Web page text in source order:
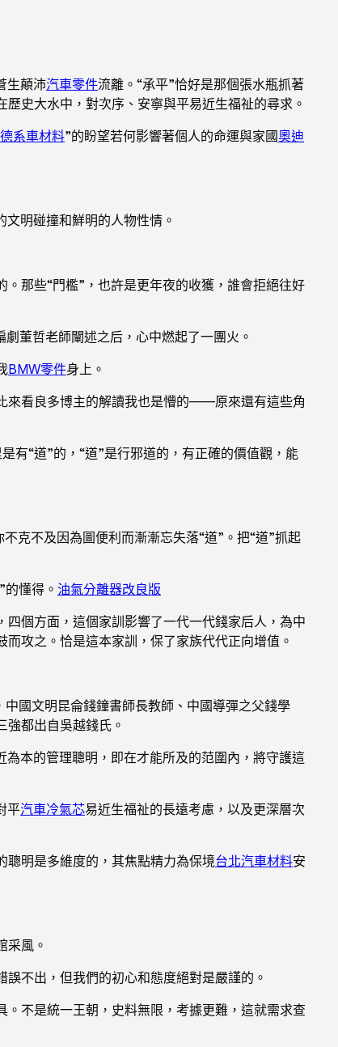
生顛沛汽車零件流離。“承平”恰好是那個張水瓶抓著
史大水中，對次序、安寧與平易近生福祉的尋求。
德系車材料”的盼望若何影響著個人的命運與家國奧迪
明碰撞和鮮明的人物性情。
。那些“門檻”，也許是更年夜的收獲，誰會拒絕往好
董哲老師闡述之后，心中燃起了一團火。
BMW零件身上。
來看良多博主的解讀我也是懵的——原來還有這些角
有“道”的，“道”是行邪道的，有正確的價值觀，能
克不及因為圖便利而漸漸忘失落“道”。把“道”抓起
懂得。 油氣分離器改良版
個方面，這個家訓影響了一代一代錢家后人，為中
攻之。恰是這本家訓，保了家族代代正向增值。
國文明昆侖錢鐘書師長教師、中國導彈之父錢學
強都出自吳越錢氏。
本的管理聰明，即在才能所及的范圍內，將守護這
平汽車冷氣芯易近生福祉的長遠考慮，以及更深層次
明是多維度的，其焦點精力為保境台北汽車材料安
采風。
不出，但我們的初心和態度絕對是嚴謹的。
不是統一王朝，史料無限，考據更難，這就需求查